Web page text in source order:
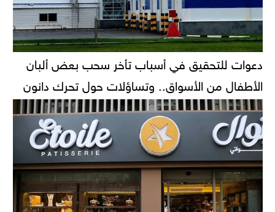
دعوات للتحقيق في أسباب تأخر سحب بعض ألبان
الأطفال من الأسواق.. وتساؤلات حول تحرك دانون